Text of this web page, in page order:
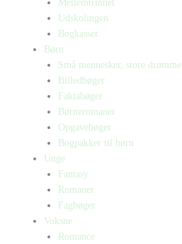
Mellemtrinnet
Udskolingen
Bogkasser
Børn
Små mennesker, store drømme
Billedbøger
Faktabøger
Børneromaner
Opgavebøger
Bogpakker til børn
Unge
Fantasy
Romaner
Fagbøger
Voksne
Romance